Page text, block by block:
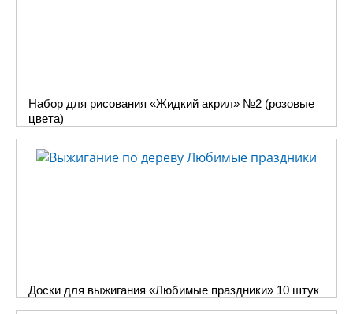
Набор для рисования «Жидкий акрил» №2 (розовые
цвета)
Доски для выжигания «Любимые праздники» 10 штук